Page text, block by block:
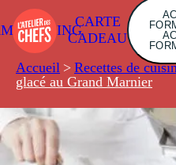
CARTE
CADEAU
Accueil > Recettes de
glacé au Grand Marnier